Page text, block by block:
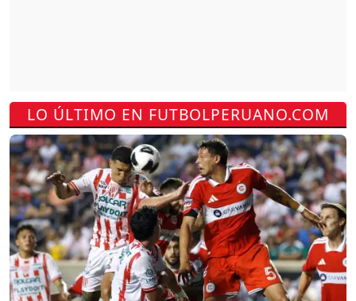
LO ÚLTIMO EN FUTBOLPERUANO.COM